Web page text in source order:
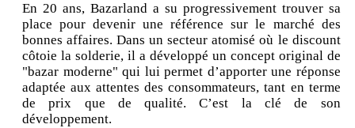
En 20 ans, Bazarland a su progressivement trouver sa
place pour devenir une référence sur le marché des
bonnes affaires. Dans un secteur atomisé où le discount
côtoie la solderie, il a développé un concept original de
"bazar moderne" qui lui permet d’apporter une réponse
adaptée aux attentes des consommateurs, tant en terme
de prix que de qualité. C’est la clé de son
développement.